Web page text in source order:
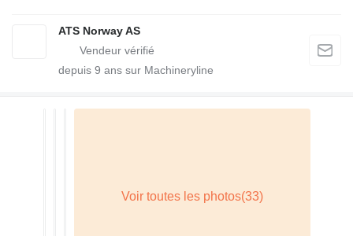
ATS Norway AS
depuis 9 ans sur Machineryline